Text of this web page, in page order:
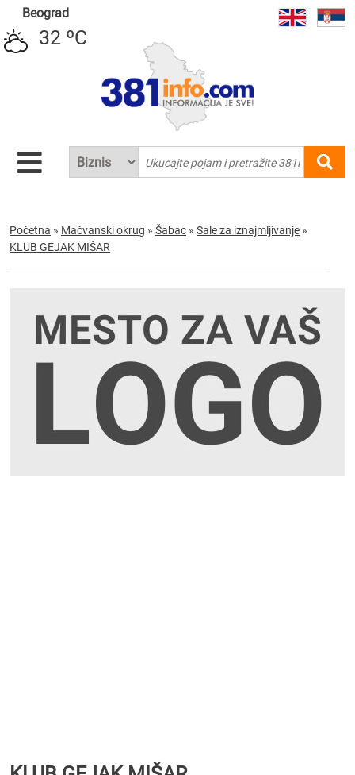
Beograd
32 ºC
Početna » Mačvanski okrug » Šabac » Sale za iznajmljivanje »
KLUB GEJAK MIŠAR